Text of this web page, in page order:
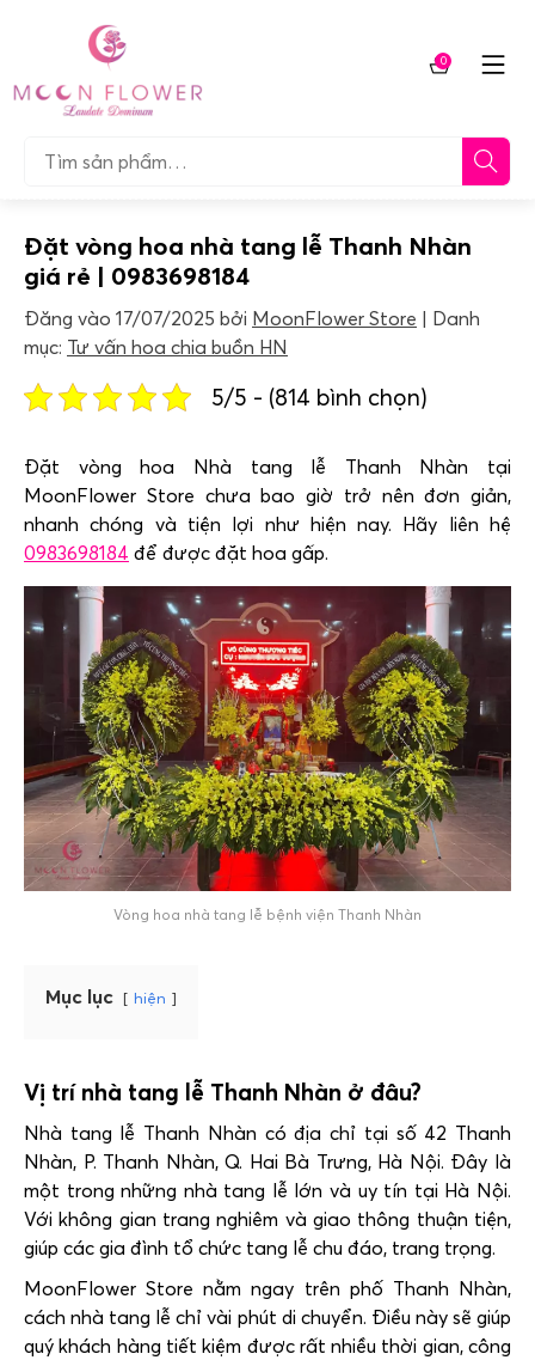
dung
Tìm…
0
Giỏ
Đặt vòng hoa nhà tang lễ Thanh Nhàn
giá rẻ | 0983698184
Đăng vào 17/07/2025 bởi MoonFlower Store
Danh
mục: Tư vấn hoa chia buồn HN
5/5 - (814 bình chọn)
Đặt vòng hoa Nhà tang lễ Thanh Nhàn tại
MoonFlower Store chưa bao giờ trở nên đơn giản,
nhanh chóng và tiện lợi như hiện nay. Hãy liên hệ
0983698184 để được đặt hoa gấp.
Vòng hoa nhà tang lễ bệnh viện Thanh Nhàn
Mục lục hiện
Vị trí nhà tang lễ Thanh Nhàn ở đâu?
Nhà tang lễ Thanh Nhàn có địa chỉ tại số 42 Thanh
Nhàn, P. Thanh Nhàn, Q. Hai Bà Trưng, Hà Nội. Đây là
một trong những nhà tang lễ lớn và uy tín tại Hà Nội.
Với không gian trang nghiêm và giao thông thuận tiện,
giúp các gia đình tổ chức tang lễ chu đáo, trang trọng.
MoonFlower Store nằm ngay trên phố Thanh Nhàn,
cách nhà tang lễ chỉ vài phút di chuyển. Điều này sẽ giúp
quý khách hàng tiết kiệm được rất nhiều thời gian, công